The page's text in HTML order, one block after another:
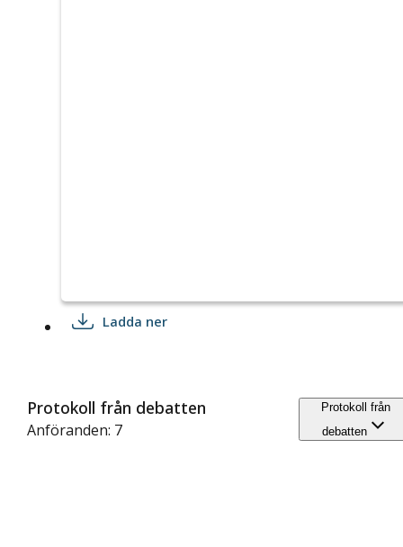
Ladda ner
Protokoll från debatten
Anföranden: 7
Protokoll från
debatten